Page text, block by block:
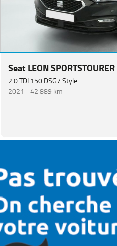
Seat LEON SPORTSTOURER
2.0 TDI 150 DSG7 Style
2021 -42 889 km